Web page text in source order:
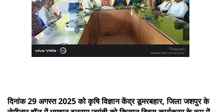
दिनांक 29 अगस्त 2025 को कृषि विज्ञान केंद्र डूमरबहार, जिला जशपुर के